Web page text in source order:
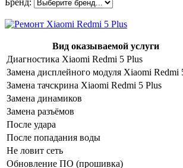
Вид оказываемой услуги
Диагностика Xiaomi Redmi 5 Plus
Замена дисплейного модуля Xiaomi Redmi
Замена тачскрина Xiaomi Redmi 5 Plus
Замена динамиков
Замена разъёмов
После удара
После попадания воды
Не ловит сеть
Обновление ПО (прошивка)